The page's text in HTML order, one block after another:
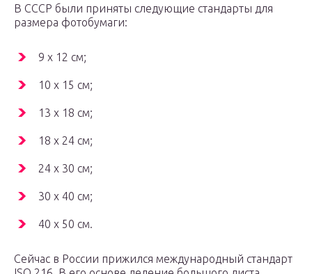
В СССР были приняты следующие стандарты для
размера фотобумаги:
9 х 12 см;
10 х 15 см;
13 х 18 см;
18 х 24 см;
24 х 30 см;
30 х 40 см;
40 х 50 см.
Сейчас в России прижился международный стандарт